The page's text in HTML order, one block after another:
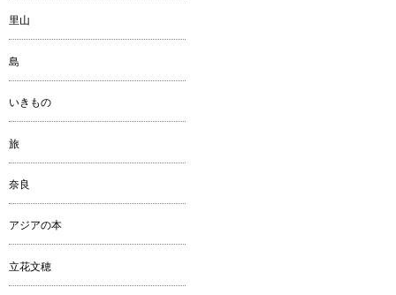
里山
島
いきもの
旅
奈良
アジアの本
立花文穂